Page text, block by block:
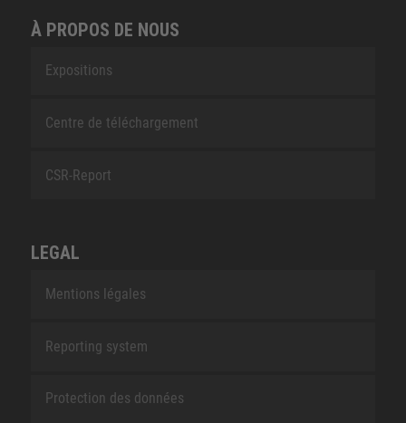
À PROPOS DE NOUS
Expositions
Centre de téléchargement
CSR-Report
LEGAL
Mentions légales
Reporting system
Protection des données